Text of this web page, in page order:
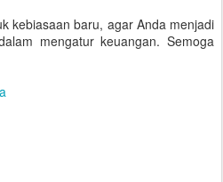
kebiasaan baru, agar Anda menjadi
mengatur keuangan. Semoga